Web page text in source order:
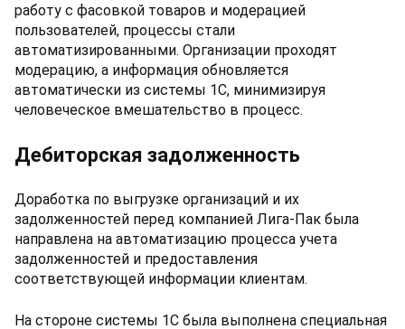
работу с фасовкой товаров и модерацией
пользователей, процессы стали
автоматизированными. Организации проходят
модерацию, а информация обновляется
автоматически из системы 1С, минимизируя
человеческое вмешательство в процесс.
Дебиторская задолженность
Доработка по выгрузке организаций и их
задолженностей перед компанией Лига-Пак была
направлена на автоматизацию процесса учета
задолженностей и предоставления
соответствующей информации клиентам.
На стороне системы 1С была выполнена специальная